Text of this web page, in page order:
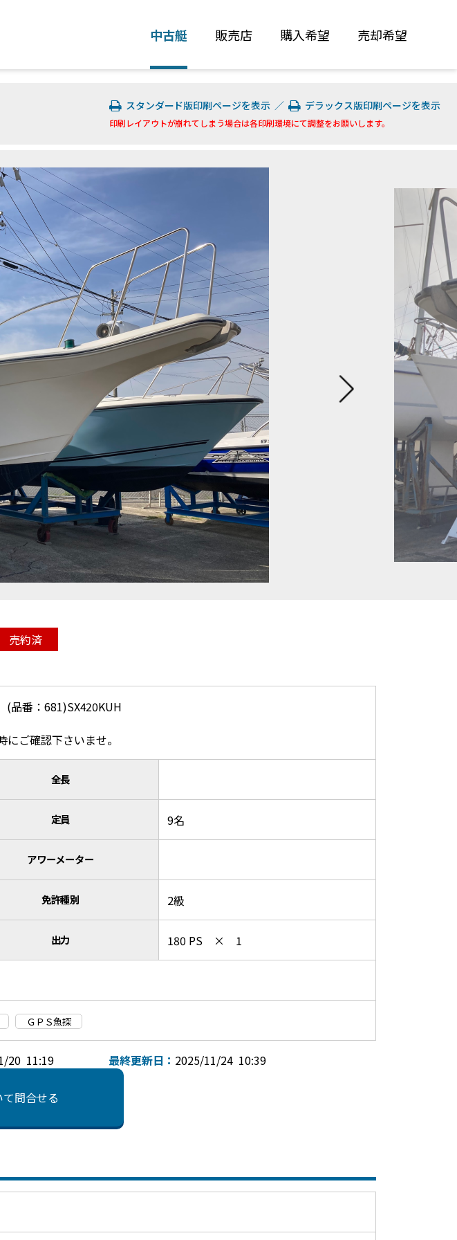
中古艇 販売店 購入希望 売却希望
スタンダード版印刷ページを表示 ／ デラックス版印刷ページを表示
印刷レイアウトが崩れてしまう場合は各印刷環境にて調整をお願いします。
売約済
(品番：681)SX420KUH
ご確認下さいませ。
全長
定員 9名
アワーメーター
免許種別 2級
出力 180 PS × 1
ＧＰＳ魚探
20 11:19 最終更新日： 2025/11/24 10:39
問合せる